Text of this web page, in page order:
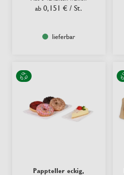
ab 0,151 € / St.
lieferbar
Pappteller eckig,